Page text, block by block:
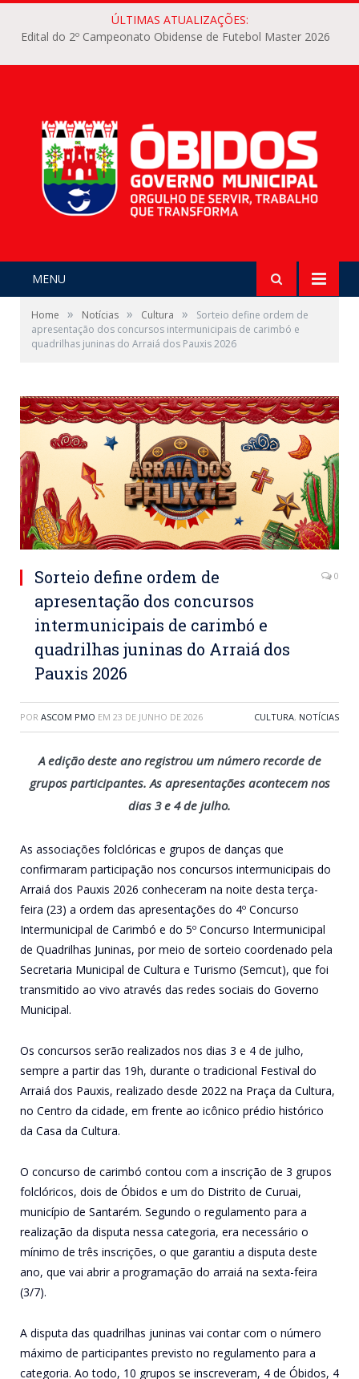
ÚLTIMAS ATUALIZAÇÕES:
Edital do 2º Campeonato Obidense de Futebol Master 2026
MENU
Home » Notícias » Cultura »
Sorteio define ordem de
apresentação dos concursos intermunicipais de carimbó e
quadrilhas juninas do Arraiá dos Pauxis 2026
Sorteio define ordem de
apresentação dos concursos
intermunicipais de carimbó e
quadrilhas juninas do Arraiá dos
Pauxis 2026
0
POR ASCOM PMO EM 23 DE JUNHO DE 2026 CULTURA, NOTÍCIAS
A edição deste ano registrou um número recorde de
grupos participantes. As apresentações acontecem nos
dias 3 e 4 de julho.
As associações folclóricas e grupos de danças que
confirmaram participação nos concursos intermunicipais do
Arraiá dos Pauxis 2026 conheceram na noite desta terça-
feira (23) a ordem das apresentações do 4º Concurso
Intermunicipal de Carimbó e do 5º Concurso Intermunicipal
de Quadrilhas Juninas, por meio de sorteio coordenado pela
Secretaria Municipal de Cultura e Turismo (Semcut), que foi
transmitido ao vivo através das redes sociais do Governo
Municipal.
Os concursos serão realizados nos dias 3 e 4 de julho,
sempre a partir das 19h, durante o tradicional Festival do
Arraiá dos Pauxis, realizado desde 2022 na Praça da Cultura,
no Centro da cidade, em frente ao icônico prédio histórico
da Casa da Cultura.
O concurso de carimbó contou com a inscrição de 3 grupos
folclóricos, dois de Óbidos e um do Distrito de Curuai,
município de Santarém. Segundo o regulamento para a
realização da disputa nessa categoria, era necessário o
mínimo de três inscrições, o que garantiu a disputa deste
ano, que vai abrir a programação do arraiá na sexta-feira
(3/7).
A disputa das quadrilhas juninas vai contar com o número
máximo de participantes previsto no regulamento para a
categoria. Ao todo, 10 grupos se inscreveram, 4 de Óbidos, 4